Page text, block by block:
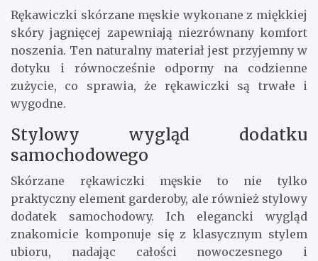
Rękawiczki skórzane męskie wykonane z miękkiej
skóry jagnięcej zapewniają niezrównany komfort
noszenia. Ten naturalny materiał jest przyjemny w
dotyku i równocześnie odporny na codzienne
zużycie, co sprawia, że rękawiczki są trwałe i
wygodne.
Stylowy wygląd dodatku
samochodowego
Skórzane rękawiczki męskie to nie tylko
praktyczny element garderoby, ale również stylowy
dodatek samochodowy. Ich elegancki wygląd
znakomicie komponuje się z klasycznym stylem
ubioru, nadając całości nowoczesnego i